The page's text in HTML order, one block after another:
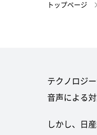
トップページ
テクノロジ
音声による
しかし、日